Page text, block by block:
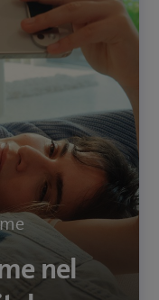
nel
per tutti
smartphone, di
album fotografici
parte della vita di
e nonni. Con le
e i corsi, ci
navigare in rete
e autonomo.
Campus